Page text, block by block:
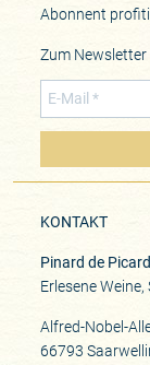
Abonnent
Zum Newsletter
KONTAKT
Pinard de
Erlesene
Alfred-Nobel-
66793